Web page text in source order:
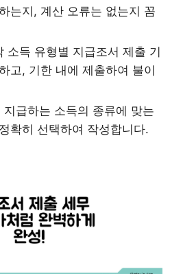
는지, 계산 오류는 없는지 꼼
소득 유형별 지급조서 제출 기
고, 기한 내에 제출하여 불이
지급하는 소득의 종류에 맞는
확히 선택하여 작성합니다.